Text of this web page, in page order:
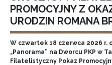
PROMOCYJNY Z
URODZIN ROMANA
W czwartek 18 czerwca 2026 r.
„Panorama” na Dworcu PKP w
Filatelistyczny Pokaz